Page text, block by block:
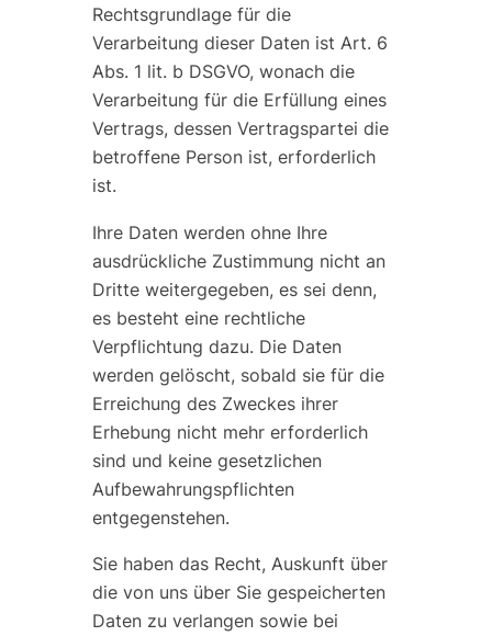
Rechtsgrundlage für die
Verarbeitung dieser Daten ist Art. 6
Abs. 1 lit. b DSGVO, wonach die
Verarbeitung für die Erfüllung eines
Vertrags, dessen Vertragspartei die
betroffene Person ist, erforderlich
ist.
Ihre Daten werden ohne Ihre
ausdrückliche Zustimmung nicht an
Dritte weitergegeben, es sei denn,
es besteht eine rechtliche
Verpflichtung dazu. Die Daten
werden gelöscht, sobald sie für die
Erreichung des Zweckes ihrer
Erhebung nicht mehr erforderlich
sind und keine gesetzlichen
Aufbewahrungspflichten
entgegenstehen.
Sie haben das Recht, Auskunft über
die von uns über Sie gespeicherten
Daten zu verlangen sowie bei